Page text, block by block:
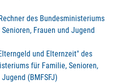
des Bundesministeriums
Frauen und Jugend
und Elternzeit" des
für Familie, Senioren,
(BMFSFJ)